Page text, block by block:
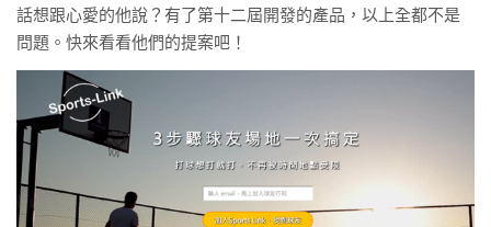
話想跟心愛的他說？有了第十二屆開發的產品，以上全都不是
問題。快來看看他們的提案吧！